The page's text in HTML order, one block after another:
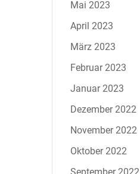
Mai 2023
April 2023
März 2023
Februar 2023
Januar 2023
Dezember 2022
November 2022
Oktober 2022